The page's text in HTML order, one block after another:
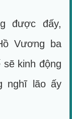
được đấy,
Vương ba
kinh động
nghĩ lão ấy